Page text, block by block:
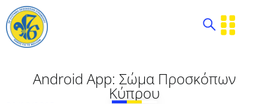
Android App: Σώμα Προσκόπων
Κύπρου